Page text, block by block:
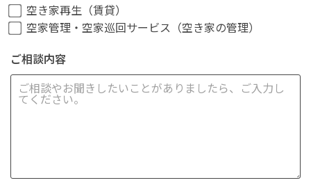
空き家再生（賃貸）
空家管理・空家巡回サービス（空き家の管理）
ご相談内容